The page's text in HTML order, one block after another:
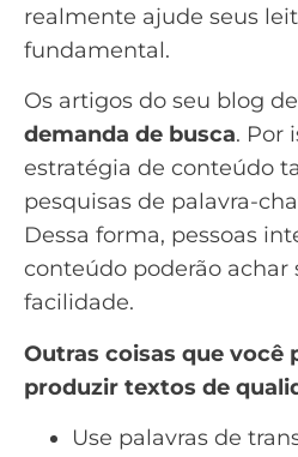
realmente ajude seus
fundamental.
Os artigos do seu blog
demanda de busca. Por
estratégia de conteúdo
pesquisas de palavra-
Dessa forma, pessoas
conteúdo poderão achar
facilidade.
Outras coisas que você
produzir textos de
Use palavras de